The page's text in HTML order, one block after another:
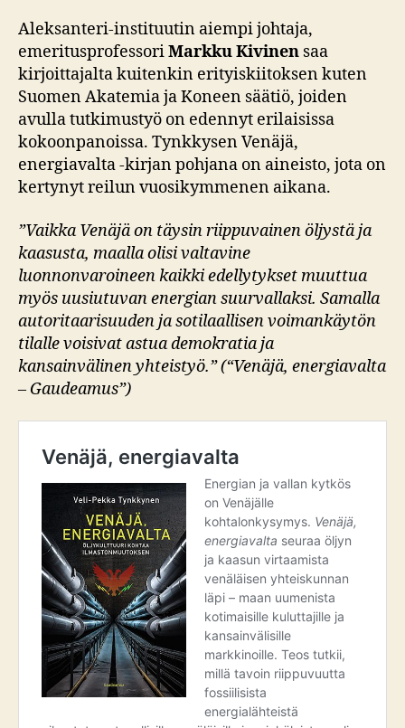
Aleksanteri-instituutin aiempi johtaja,
emeritusprofessoriMarkku Kivinen saa
kirjoittajalta kuitenkin erityiskiitoksen kuten
Suomen Akatemia ja Koneen säätiö, joiden
avulla tutkimustyö on edennyt erilaisissa
kokoonpanoissa. Tynkkysen Venäjä,
energiavalta -kirjan pohjana on aineisto, jota on
kertynyt reilun vuosikymmenen aikana.
”Vaikka Venäjä on täysin riippuvainen öljystä ja
kaasusta, maalla olisi valtavine
luonnonvaroineen kaikki edellytykset muuttua
myös uusiutuvan energian suurvallaksi. Samalla
autoritaarisuuden ja sotilaallisen voimankäytön
tilalle voisivat astua demokratia ja
kansainvälinen yhteistyö.” (“Venäjä, energiavalta
– Gaudeamus”)